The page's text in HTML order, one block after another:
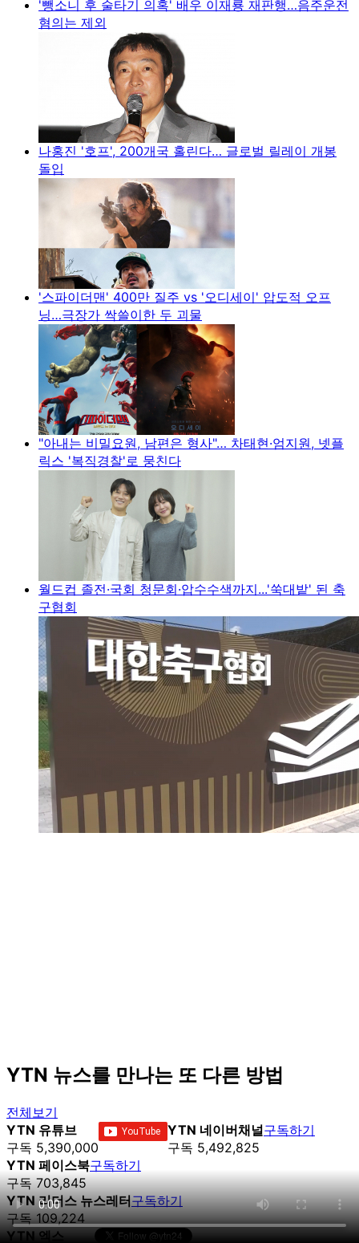
'뺑소니 후 술타기 의혹' 배우 이재룡 재판행…음주운전
혐의는 제외
나홍진 '호프', 200개국 홀린다… 글로벌 릴레이 개봉
돌입
'스파이더맨' 400만 질주 vs '오디세이' 압도적 오프
닝…극장가 싹쓸이한 두 괴물
"아내는 비밀요원, 남편은 형사"… 차태현·엄지원, 넷플
릭스 '복직경찰'로 뭉친다
월드컵 졸전·국회 청문회·압수수색까지...'쑥대밭' 된 축
구협회
YTN 뉴스를 만나는 또 다른 방법
전체보기
YTN 유튜브
구독 5,390,000
YTN 네이버채널
구독 5,492,825
구독하기
YTN 페이스북
구독 703,845
구독하기
YTN 리더스 뉴스레터
구독 109,224
구독하기
YTN 엑스